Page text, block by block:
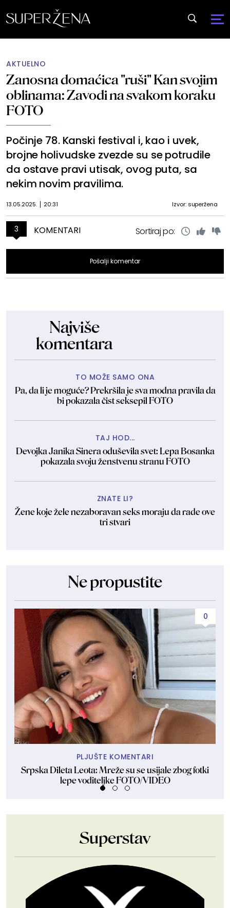
AKTUELNO
Zanosna domaćica "ruši" Kan svojim
oblinama: Zavodi na svakom koraku
FOTO
Počinje 78. Kanski festival i, kao i uvek,
brojne holivudske zvezde su se potrudile
da ostave pravi utisak, ovog puta, sa
nekim novim pravilima.
13.05.2025. 20:31 Izvor: superžena
3 KOMENTARI Sortiraj po:
Pošalji komentar
Najviše
komentara
TO MOŽE SAMO ONA
Pa, da li je moguće? Prekršila je sva modna pravila da
bi pokazala čist seksepil FOTO
TAJ HOD...
Devojka Janika Sinera oduševila svet: Lepa Bosanka
pokazala svoju ženstvenu stranu FOTO
ZNATE LI?
Žene koje žele nezaboravan seks moraju da rade ove
tri stvari
Ne propustite
0
PLJUŠTE KOMENTARI
Srpska Dileta Leota: Mreže su se usijale zbog fotki
lepe voditeljke FOTO/VIDEO
Superstav